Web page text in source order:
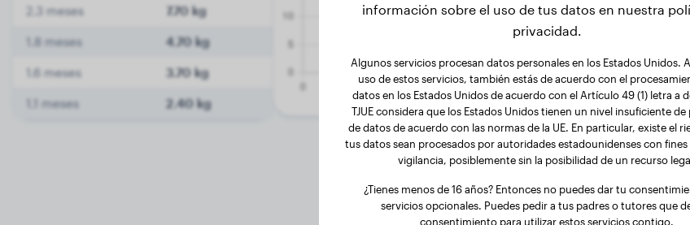
2.3 meses 7.70 kg
1.8 meses 4.70 kg
1.6 meses 3.70 kg
1.1 meses 2.40 kg
información sobre el uso de tus datos en nuestra
privacidad.
Algunos servicios procesan datos personales en los Estados Unidos.
uso de estos servicios, también estás de acuerdo con el
datos en los Estados Unidos de acuerdo con el Artículo 49 (1) letra a
TJUE considera que los Estados Unidos tienen un nivel insuficiente
de datos de acuerdo con las normas de la UE. En particular, existe el
tus datos sean procesados por autoridades estadounidenses con
vigilancia, posiblemente sin la posibilidad de un recurso
¿Tienes menos de 16 años? Entonces no puedes dar tu
servicios opcionales. Puedes pedir a tus padres o tutores que
consentimiento para utilizar estos servicios contigo.